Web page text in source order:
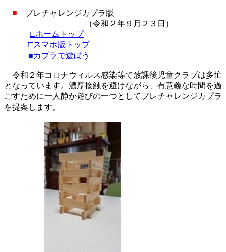
■ プレチャレンジカプラ版
（令和２年９月２３日）
□ホームトップ
□スマホ版トップ
■カプラで遊ぼう
令和２年コロナウィルス感染等で放課後児童クラブは多忙
となっています。濃厚接触を避けながら、有意義な時間を過
ごすために一人静か遊びの一つとしてプレチャレンジカプラ
を提案します。